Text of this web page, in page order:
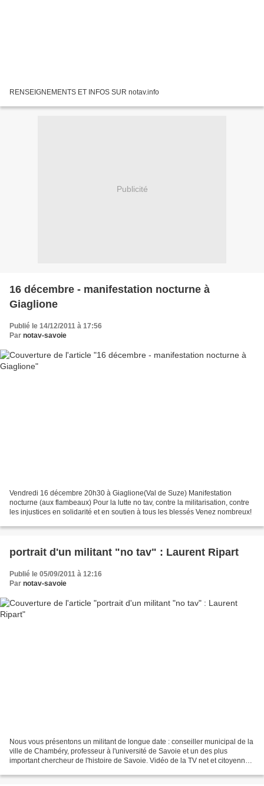
RENSEIGNEMENTS ET INFOS SUR notav.info
Publicité
16 décembre - manifestation nocturne à
Giaglione
Publié le 14/12/2011 à 17:56
Par notav-savoie
Vendredi 16 décembre 20h30 à Giaglione(Val de Suze) Manifestation
nocturne (aux flambeaux) Pour la lutte no tav, contre la militarisation, contre
les injustices en solidarité et en soutien à tous les blessés Venez nombreux!
portrait d'un militant "no tav" : Laurent Ripart
Publié le 05/09/2011 à 12:16
Par notav-savoie
Nous vous présentons un militant de longue date : conseiller municipal de la
ville de Chambéry, professeur à l'université de Savoie et un des plus
important chercheur de l'histoire de Savoie. Vidéo de la TV net et citoyenne :